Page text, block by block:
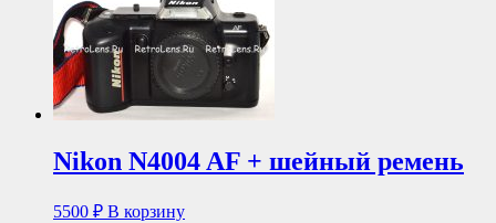
Nikon N4004 AF + шейный ремень
5500 ₽ В корзину